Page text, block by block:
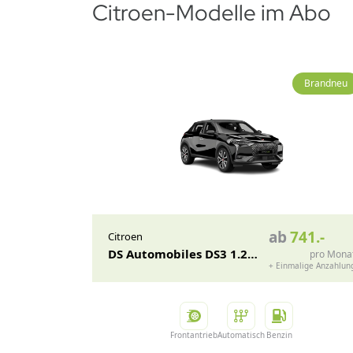
Citroen-Modelle im Abo
Brandneu
Citroen
DS Automobiles DS3 1.2
ab741.-
pro
+ Einmalige
FrontantriebAutomatisch Benzin